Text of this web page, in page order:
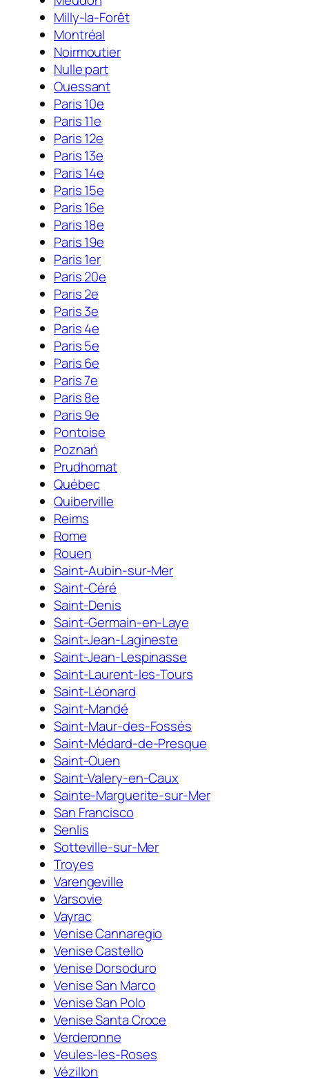
Milly-la-Forêt
Montréal
Noirmoutier
Nulle part
Ouessant
Paris 10e
Paris 11e
Paris 12e
Paris 13e
Paris 14e
Paris 15e
Paris 16e
Paris 18e
Paris 19e
Paris 1er
Paris 20e
Paris 2e
Paris 3e
Paris 4e
Paris 5e
Paris 6e
Paris 7e
Paris 8e
Paris 9e
Pontoise
Poznań
Prudhomat
Québec
Quiberville
Reims
Rome
Rouen
Saint-Aubin-sur-Mer
Saint-Céré
Saint-Denis
Saint-Germain-en-Laye
Saint-Jean-Lagineste
Saint-Jean-Lespinasse
Saint-Laurent-les-Tours
Saint-Léonard
Saint-Mandé
Saint-Maur-des-Fossés
Saint-Médard-de-Presque
Saint-Ouen
Saint-Valery-en-Caux
Sainte-Marguerite-sur-Mer
San Francisco
Senlis
Sotteville-sur-Mer
Troyes
Varengeville
Varsovie
Vayrac
Venise Cannaregio
Venise Castello
Venise Dorsoduro
Venise San Marco
Venise San Polo
Venise Santa Croce
Verderonne
Veules-les-Roses
Vézillon